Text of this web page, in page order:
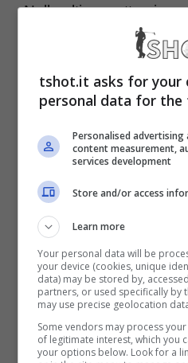
Nelle ultime sette
gli scontri diretti
Bologna riuscirà a
europea più
proprio la Juventus ha
avrebbe diversi dubbi.
Nonostante la stima
Giuntoli, che vorrebbe
portarlo a Torino,
tshot.it asks for your
personal data for the
Personalised
content measurement,
services development
Store and/or access
Learn more
Your personal data will be
your device (cookies, unique
data) may be stored by,
partners, or used specifically by
may use precise geolocation
Some vendors may process
of legitimate interest, which you
your options below. Look for a